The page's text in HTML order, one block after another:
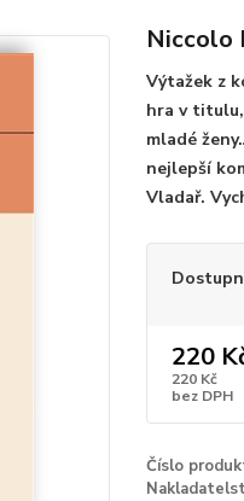
Niccolo
Výtažek z
hra v
mladé
nejlepší
Vladař.
220
220 Kč
bez DPH
Číslo